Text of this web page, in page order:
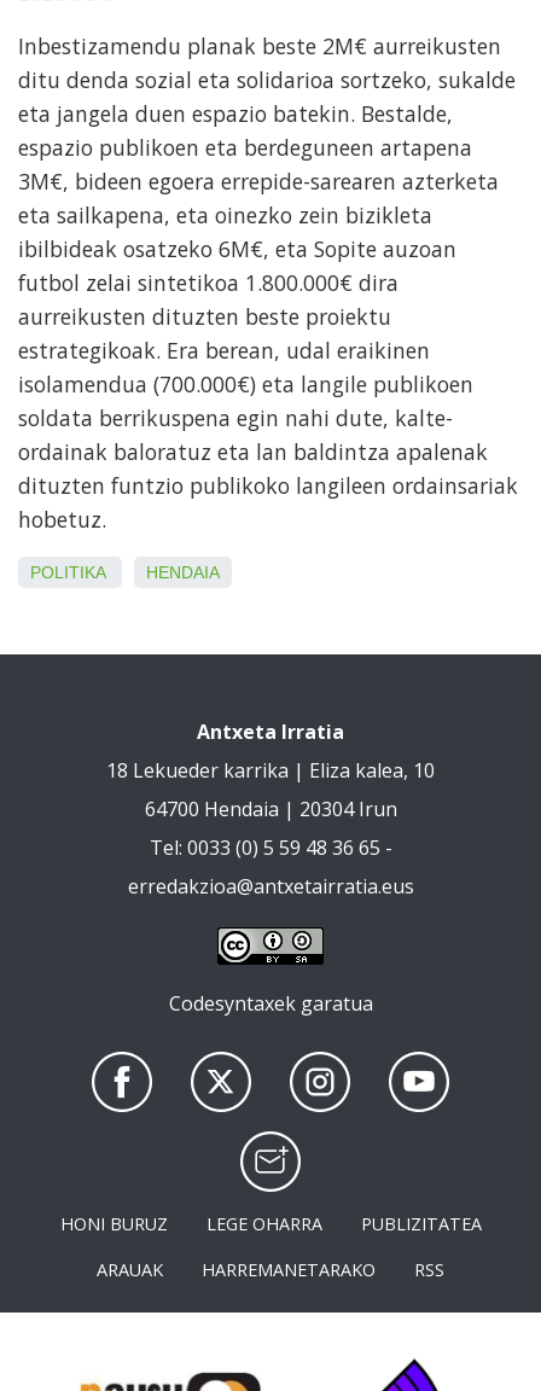
Inbestizamendu planak beste 2M€ aurreikusten
ditu denda sozial eta solidarioa sortzeko, sukalde
eta jangela duen espazio batekin. Bestalde,
espazio publikoen eta berdeguneen artapena
3M€, bideen egoera errepide-sarearen azterketa
eta sailkapena, eta oinezko zein bizikleta
ibilbideak osatzeko 6M€, eta Sopite auzoan
futbol zelai sintetikoa 1.800.000€ dira
aurreikusten dituzten beste proiektu
estrategikoak. Era berean, udal eraikinen
isolamendua (700.000€) eta langile publikoen
soldata berrikuspena egin nahi dute, kalte-
ordainak baloratuz eta lan baldintza apalenak
dituzten funtzio publikoko langileen ordainsariak
hobetuz.
POLITIKA HENDAIA
Antxeta Irratia
18 Lekueder karrika | Eliza kalea, 10
64700 Hendaia | 20304 Irun
Tel: 0033 (0) 5 59 48 36 65 -
erredakzioa@antxetairratia.eus
Codesyntaxek garatua
HONI BURUZ LEGE OHARRA
PUBLIZITATEA
ARAUAK
HARREMANETARAKO RSS